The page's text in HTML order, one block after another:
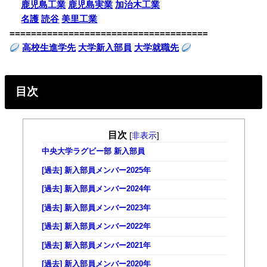
鹿児島工業 鹿児島実業 加治木工業
名護 読谷 美里工業
=====================================
高校生進学先 大学新入部員 大学就職先
目次
目次 [非表示]
中央大学ラグビー部 新入部員
[過去] 新入部員メンバー2025年
[過去] 新入部員メンバー2024年
[過去] 新入部員メンバー2023年
[過去] 新入部員メンバー2022年
[過去] 新入部員メンバー2021年
[過去] 新入部員メンバー2020年